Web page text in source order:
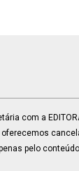
com a EDITORA
pelo